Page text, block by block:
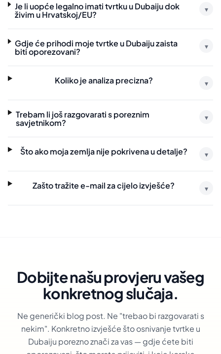
Je li uopće legalno imati tvrtku u Dubaiju dok
živim u Hrvatskoj/EU?
▾
Gdje će prihodi moje tvrtke u Dubaiju zaista
biti oporezovani?
▾
Koliko je analiza precizna? ▾
Trebam li još razgovarati s poreznim
savjetnikom?
▾
Što ako moja zemlja nije pokrivena u detalje? ▾
Zašto tražite e-mail za cijelo izvješće? ▾
Dobijte našu provjeru vašeg
konkretnog slučaja.
Ne generički blog post. Ne "trebao bi razgovarati s
nekim". Konkretno izvješće što osnivanje tvrtke u
Dubaiju porezno znači za vas — gdje ćete biti